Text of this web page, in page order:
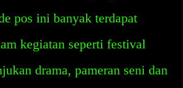
pos ini banyak terdapat
kegiatan seperti festival
drama, pameran seni dan